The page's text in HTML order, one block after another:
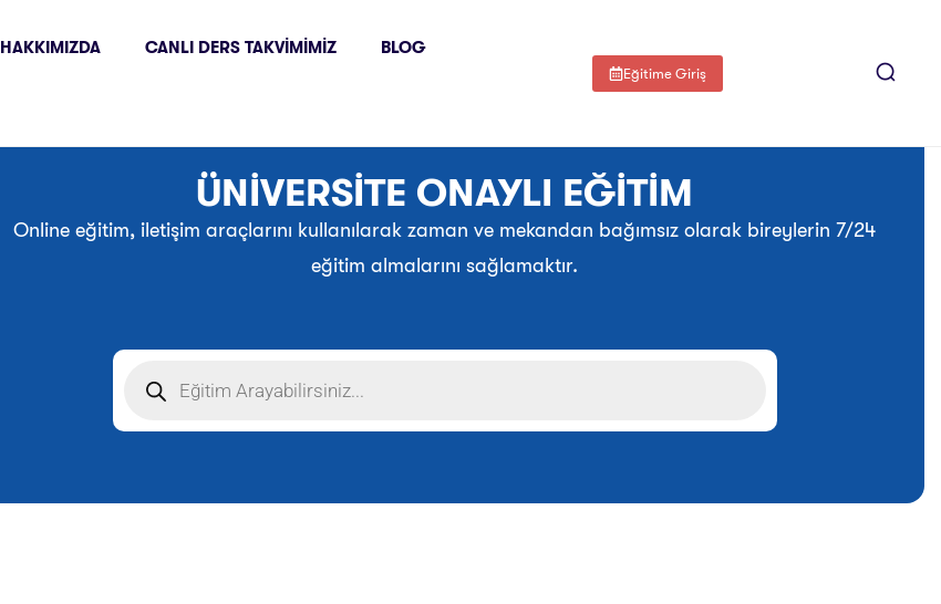
HAKKIMIZDA CANLI DERS TAKVIMIMIZ BLOG
Eğitime Giriş
ÜNİVERSİTE ONAYLI EĞİTİM
Online eğitim, iletişim araçlarını kullanılarak zaman ve mekandan bağımsız olarak bireylerin 7/24
eğitim almalarını sağlamaktır.